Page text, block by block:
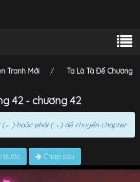
Tranh Mới
Ta Là Tà Đế Chương
42 - chương 42
(←) hoặc phải (→) để chuyển chapter
trước Chap sau